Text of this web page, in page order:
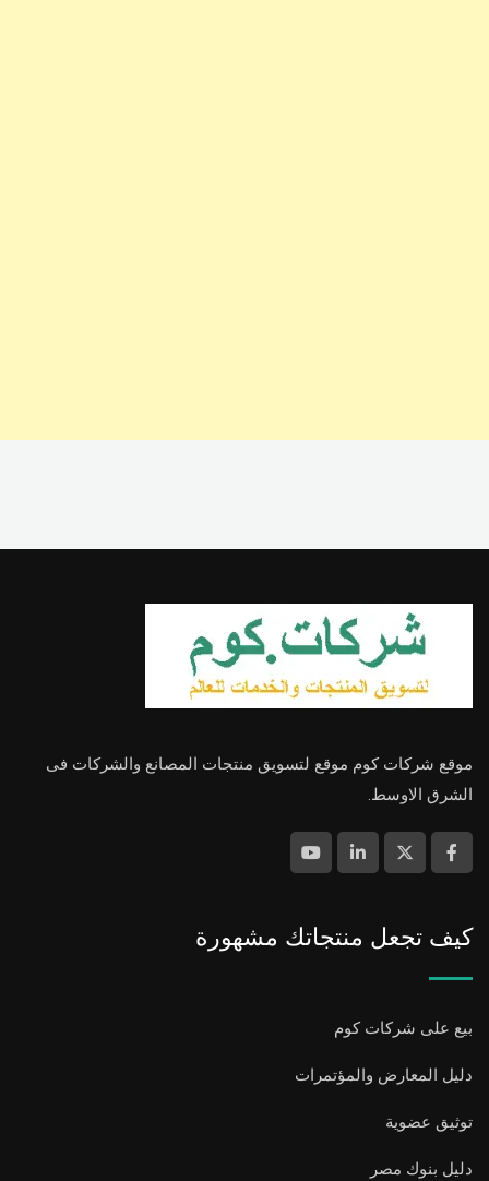
موقع شركات كوم موقع لتسويق منتجات المصانع والشركات فى
الشرق الاوسط.
كيف تجعل منتجاتك مشهورة
بيع على شركات كوم
دليل المعارض والمؤتمرات
توثيق عضوية
دليل بنوك مصر